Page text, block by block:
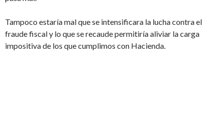
Tampoco estaría mal que se intensificara la lucha contra el
fraude fiscal y lo que se recaude permitiría aliviar la carga
impositiva de los que cumplimos con Hacienda.